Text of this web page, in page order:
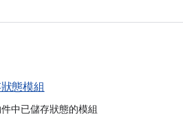
態模組
中已儲存狀態的模組